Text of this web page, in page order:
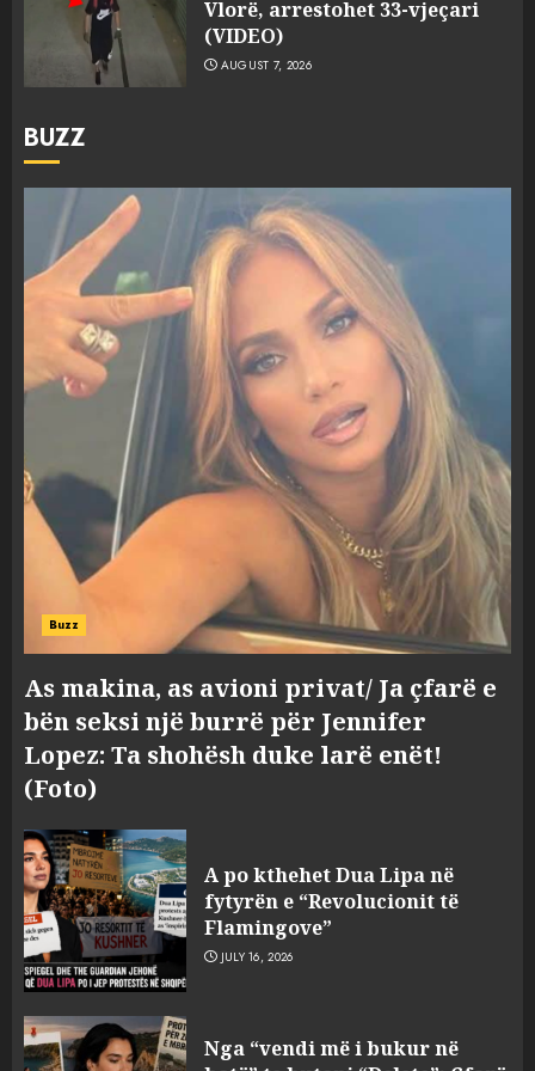
Vlorë, arrestohet 33-vjeçari
(VIDEO)
AUGUST 7, 2026
BUZZ
Buzz
As makina, as avioni privat/ Ja çfarë e
bën seksi një burrë për Jennifer
Lopez: Ta shohësh duke larë enët!
(Foto)
A po kthehet Dua Lipa në
fytyrën e “Revolucionit të
Flamingove”
JULY 16, 2026
Nga “vendi më i bukur në
degjeneron në zjarrvënie në